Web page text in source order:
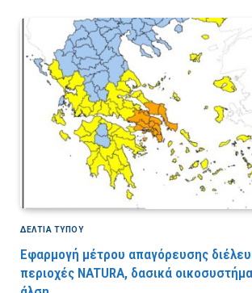
ΔΕΛΤΙΑ ΤΥΠΟΥ
Εφαρμογή μέτρου απαγόρευσης
περιοχές NATURA, δασικά